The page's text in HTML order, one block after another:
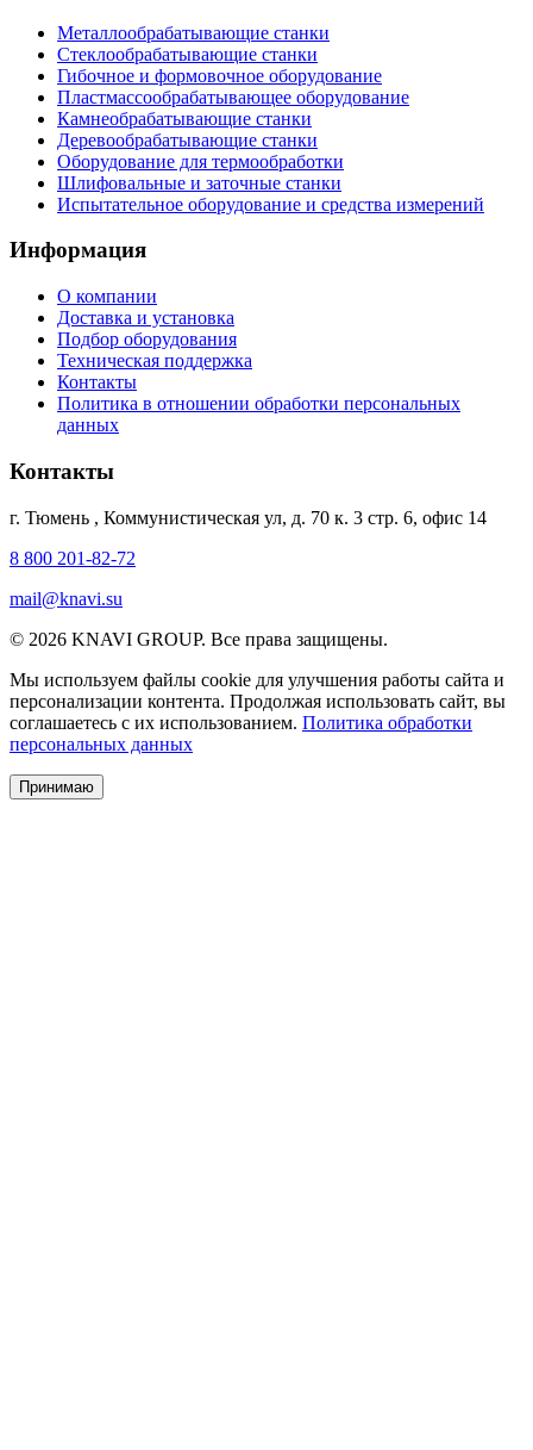
Металлообрабатывающие станки
Стеклообрабатывающие станки
Гибочное и формовочное оборудование
Пластмассообрабатывающее оборудование
Камнеобрабатывающие станки
Деревообрабатывающие станки
Оборудование для термообработки
Шлифовальные и заточные станки
Испытательное оборудование и средства измерений
Информация
О компании
Доставка и установка
Подбор оборудования
Техническая поддержка
Контакты
Политика в отношении обработки персональных
данных
Контакты
г. Тюмень , Коммунистическая ул, д. 70 к. 3 стр. 6, офис 14
8 800 201-82-72
mail@knavi.su
© 2026 KNAVI GROUP. Все права защищены.
Мы используем файлы cookie для улучшения работы сайта и
персонализации контента. Продолжая использовать сайт, вы
соглашаетесь с их использованием. Политика обработки
персональных данных
Принимаю